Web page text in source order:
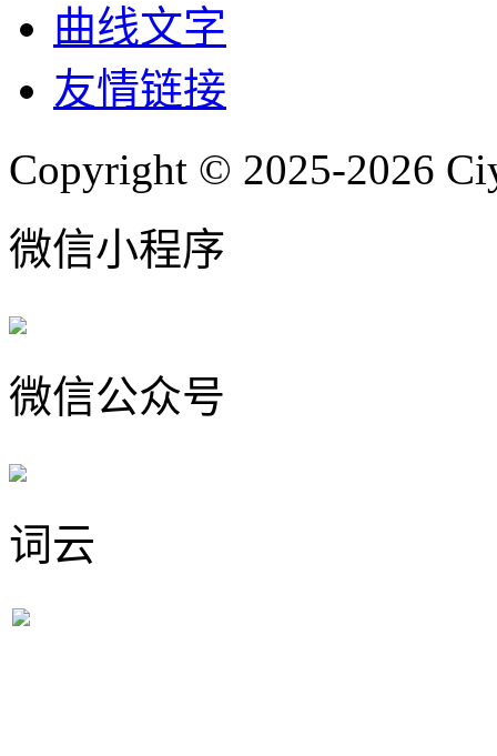
曲线文字
友情链接
Copyright © 2025-2026
微信小程序
微信公众号
词云